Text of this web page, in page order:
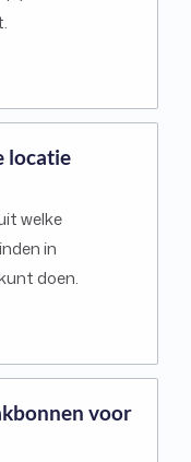
locatie
welke
in
doen.
voor